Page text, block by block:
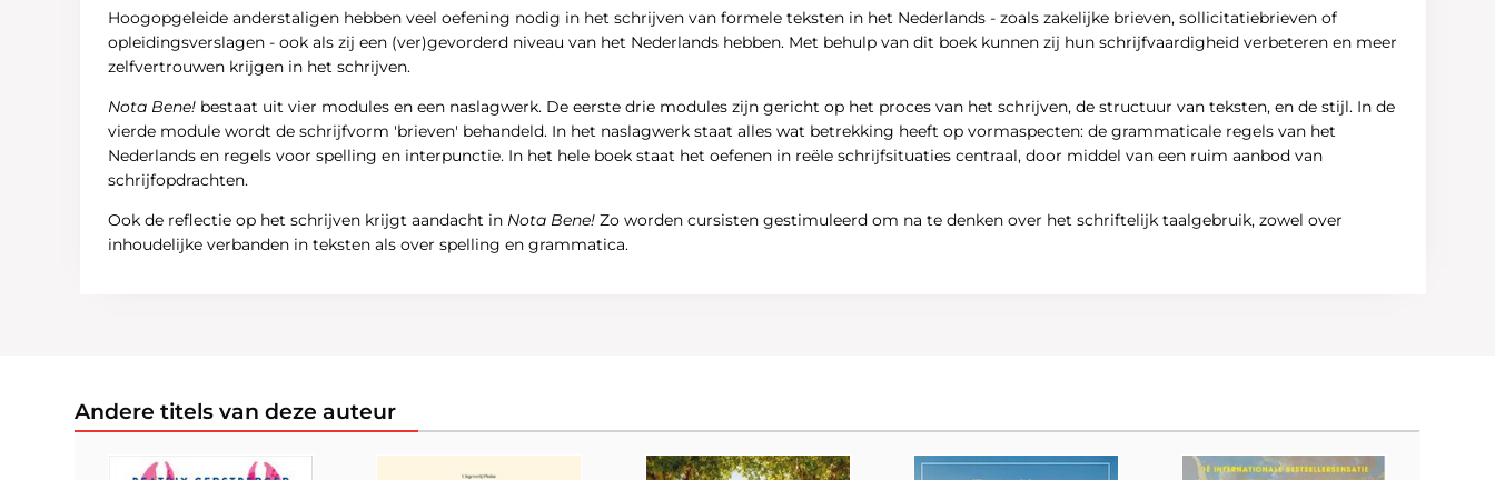
Hoogopgeleide anderstaligen hebben veel oefening nodig in het schrijven van formele teksten in het Nederlands - zoals zakelijke brieven, sollicitatiebrieven of
opleidingsverslagen - ook als zij een (ver)gevorderd niveau van het Nederlands hebben. Met behulp van dit boek kunnen zij hun schrijfvaardigheid verbeteren en meer
zelfvertrouwen krijgen in het schrijven.
Nota Bene! bestaat uit vier modules en een naslagwerk. De eerste drie modules zijn gericht op het proces van het schrijven, de structuur van teksten, en de stijl. In de
vierde module wordt de schrijfvorm 'brieven' behandeld. In het naslagwerk staat alles wat betrekking heeft op vormaspecten: de grammaticale regels van het
Nederlands en regels voor spelling en interpunctie. In het hele boek staat het oefenen in reële schrijfsituaties centraal, door middel van een ruim aanbod van
schrijfopdrachten.
Ook de reflectie op het schrijven krijgt aandacht in Nota Bene! Zo worden cursisten gestimuleerd om na te denken over het schriftelijk taalgebruik, zowel over
inhoudelijke verbanden in teksten als over spelling en grammatica.
Andere titels van deze auteur